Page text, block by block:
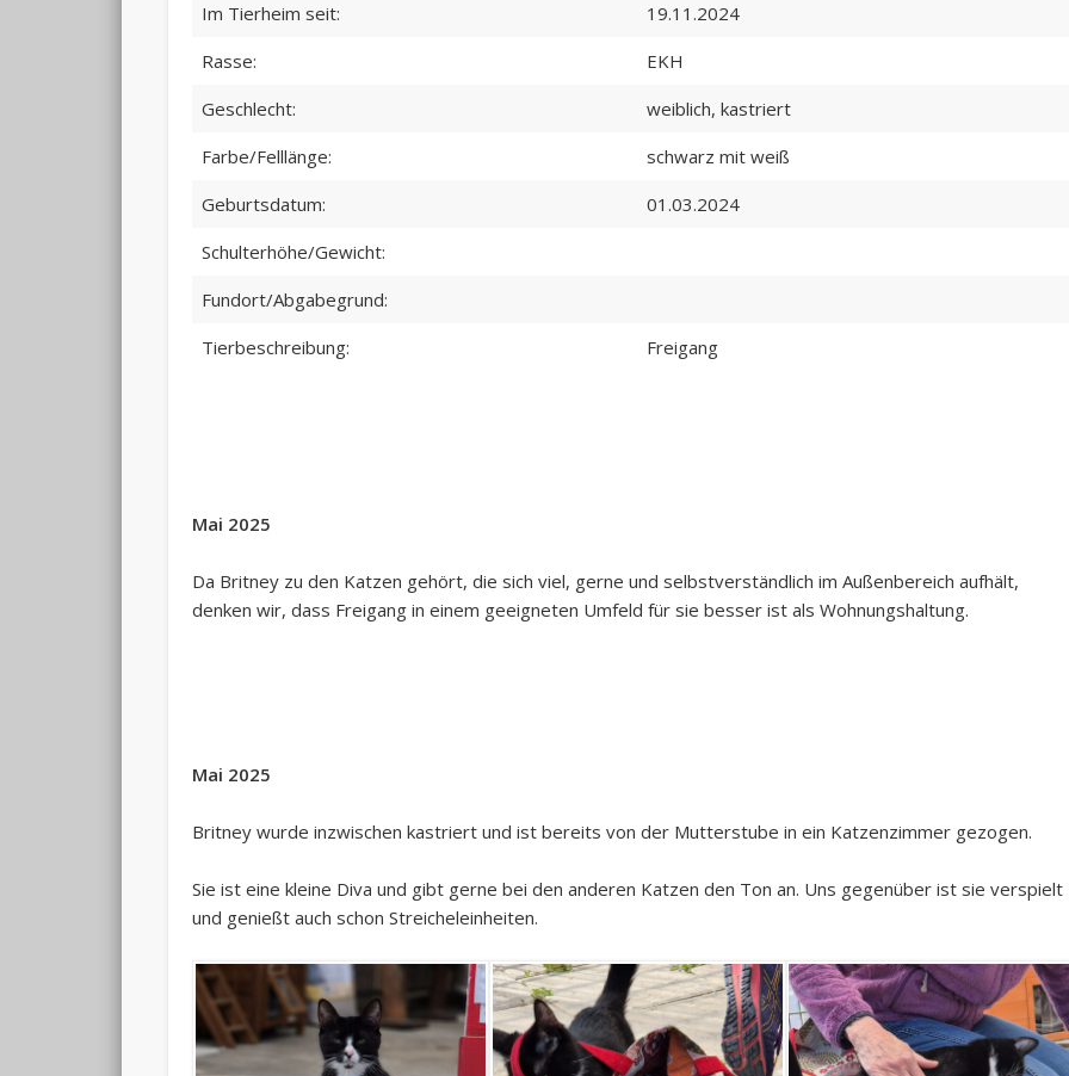
Im Tierheim seit:
19.11.2024
Rasse:
EKH
Geschlecht:
weiblich, kastriert
Farbe/Felllänge:
schwarz mit weiß
Geburtsdatum:
01.03.2024
Schulterhöhe/Gewicht:
Fundort/Abgabegrund:
Tierbeschreibung:
Freigang
Mai 2025
Da Britney zu den Katzen gehört, die sich viel, gerne und selbstverständlich im Außenbereich aufhält,
denken wir, dass Freigang in einem geeigneten Umfeld für sie besser ist als Wohnungshaltung.
Mai 2025
Britney wurde inzwischen kastriert und ist bereits von der Mutterstube in ein Katzenzimmer gezogen.
Sie ist eine kleine Diva und gibt gerne bei den anderen Katzen den Ton an. Uns gegenüber ist sie verspielt
und genießt auch schon Streicheleinheiten.